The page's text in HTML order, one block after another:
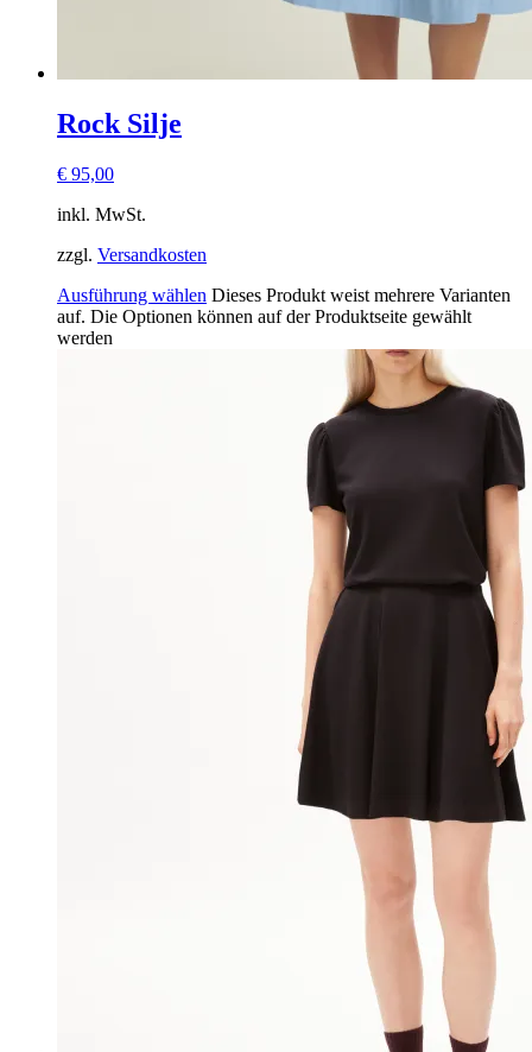
Rock Silje
€ 95,00
inkl. MwSt.
zzgl. Versandkosten
Ausführung wählen Dieses Produkt weist mehrere Varianten
auf. Die Optionen können auf der Produktseite gewählt
werden